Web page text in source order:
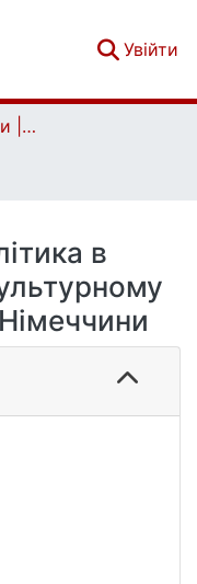
Увійти
Кваліфікаційні роботи | Qualifying works
в